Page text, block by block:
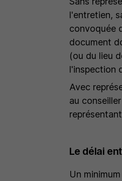
l'entretien,
convoquée
document
(ou du lieu
l'inspection
Avec
au
Le délai
Un